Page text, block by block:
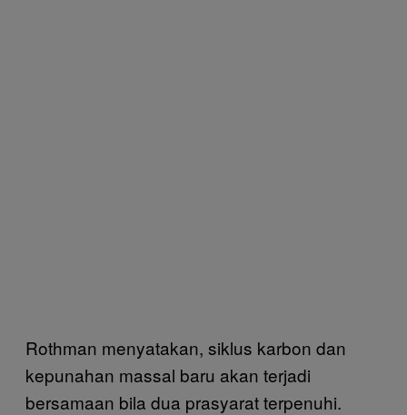
Rothman menyatakan, siklus karbon dan
kepunahan massal baru akan terjadi
bersamaan bila dua prasyarat terpenuhi.